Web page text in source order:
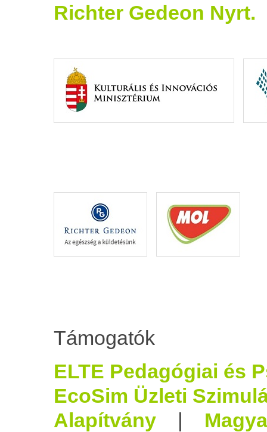
Richter Gedeon Nyrt.
Támogatók
ELTE Pedagógiai és
EcoSim Üzleti
Alapítvány |